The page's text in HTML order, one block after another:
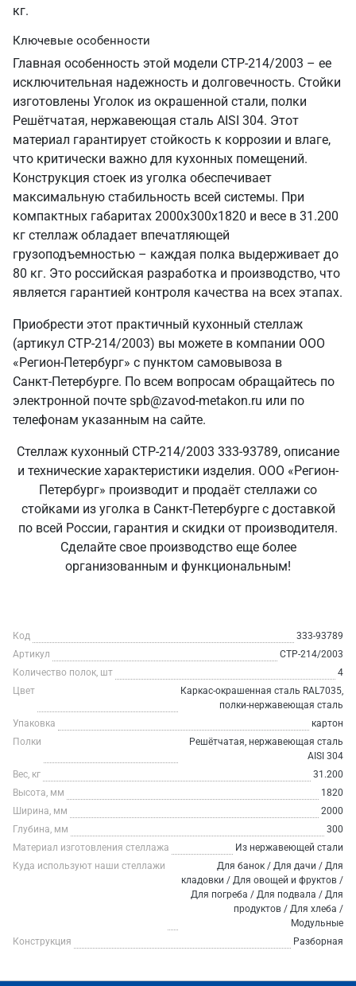
кг.
Ключевые особенности
Главная особенность этой модели СТР-214/2003 – ее
исключительная надежность и долговечность. Стойки
изготовлены Уголок из окрашенной стали, полки
Решётчатая, нержавеющая сталь AISI 304. Этот
материал гарантирует стойкость к коррозии и влаге,
что критически важно для кухонных помещений.
Конструкция стоек из уголка обеспечивает
максимальную стабильность всей системы. При
компактных габаритах 2000х300х1820 и весе в 31.200
кг стеллаж обладает впечатляющей
грузоподъемностью – каждая полка выдерживает до
80 кг. Это российская разработка и производство, что
является гарантией контроля качества на всех этапах.
Приобрести этот практичный кухонный стеллаж
(артикул СТР-214/2003) вы можете в компании ООО
«Регион-Петербург» с пунктом самовывоза в
Санкт‑Петербурге. По всем вопросам обращайтесь по
электронной почте spb@zavod-metakon.ru или по
телефонам указанным на сайте.
Стеллаж кухонный СТР-214/2003 333-93789, описание
и технические характеристики изделия. ООО «Регион-
Петербург» производит и продаёт стеллажи со
стойками из уголка в Санкт‑Петербурге с доставкой
по всей России, гарантия и скидки от производителя.
Сделайте свое производство еще более
организованным и функциональным!
Код
333-93789
Артикул
СТР-214/2003
Количество полок, шт
4
Цвет
Каркас-окрашенная сталь RAL7035,
полки-нержавеющая сталь
Упаковка
картон
Полки
Решётчатая, нержавеющая сталь
AISI 304
Вес, кг
31.200
Высота, мм
1820
Ширина, мм
2000
Глубина, мм
300
Материал изготовления стеллажа
Из нержавеющей стали
Куда используют наши стеллажи
Для банок / Для дачи / Для
кладовки / Для овощей и фруктов /
Для погреба / Для подвала / Для
продуктов / Для хлеба /
Модульные
Конструкция
Разборная